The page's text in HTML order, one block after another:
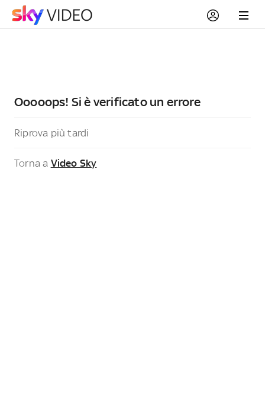
Ooooops! Si è verificato un errore
Riprova più tardi
Torna a Video Sky